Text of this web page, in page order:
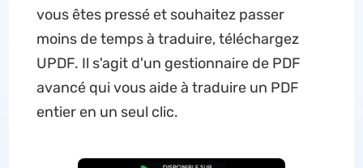
vous êtes pressé et souhaitez passer
moins de temps à traduire, téléchargez
UPDF. Il s'agit d'un gestionnaire de PDF
avancé qui vous aide à traduire un PDF
entier en un seul clic.